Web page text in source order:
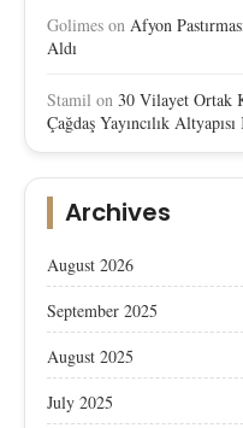
Golimes on Afyon
Aldı
Stamil on 30 Vilayet Ortak
Çağdaş Yayıncılık
Archives
August 2026
September 2025
August 2025
July 2025